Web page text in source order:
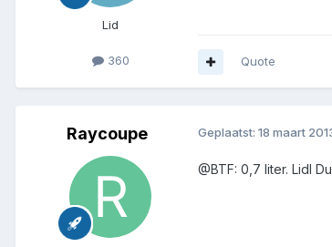
Lid
360 Quote
Raycoupe Geplaatst: 18 maart
@BTF: 0,7 liter. Lidl